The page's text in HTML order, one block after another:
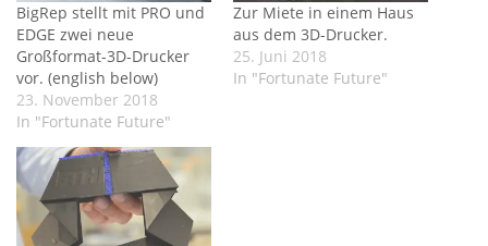
BigRep stellt mit PRO und
EDGE zwei neue
Großformat-3D-Drucker
vor. (english below)
23. November 2018
In "Fortunate Future"
Zur Miete in einem Haus
aus dem 3D-Drucker.
25. Juni 2018
In "Fortunate Future"